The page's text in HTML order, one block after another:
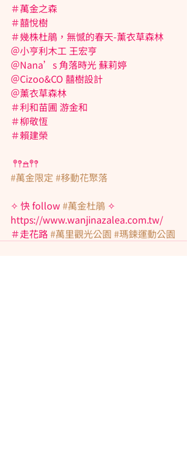
＃萬金之森
＃囍悅樹
＃幾株杜鵑，無憾的春天-薰衣草森林
＠小亨利木工 王宏亨
＠Nana’s 角落時光 蘇莉婷
＠Cizoo&CO 囍樹設計
＠薰衣草森林
＃利和苗圃 游金和
＃柳敬恆
＃賴建榮
𖤣𖤥𖠿𖤣𖤥
#萬金限定 #移動花聚落
✧ 快 follow #萬金杜鵑 ✧
https://www.wanjinazalea.com.tw/
＃走花路 #萬里觀光公園 #瑪鋉運動公園